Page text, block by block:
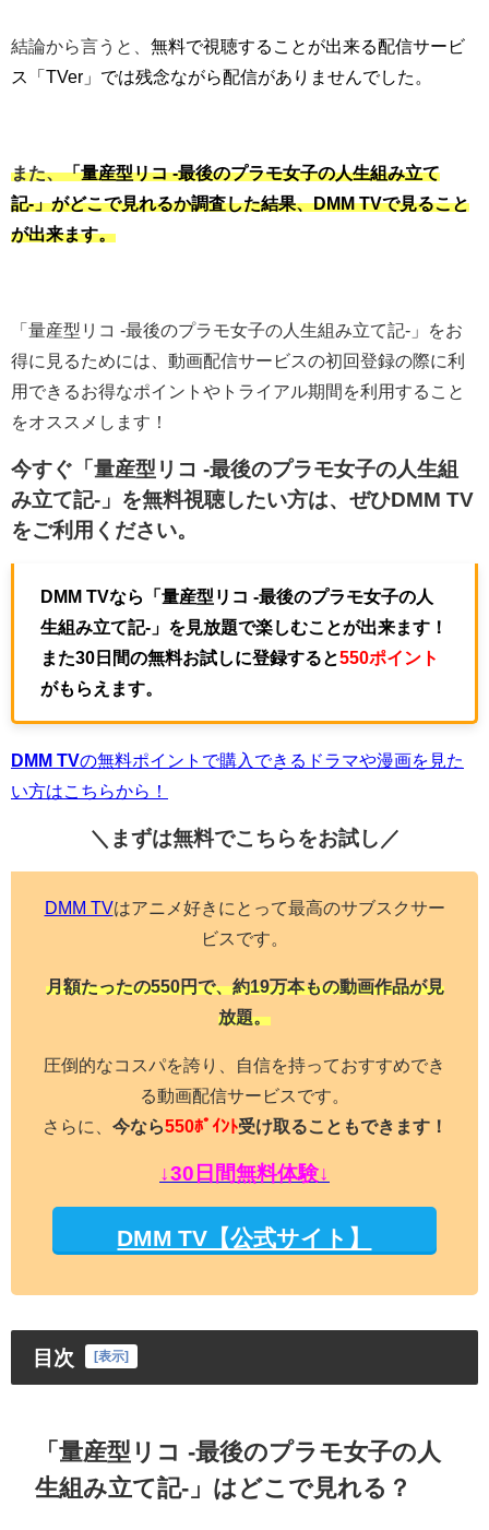
結論から言うと、 無料で視聴することが出来る配信サービ
ス「TVer」では残念ながら配信がありませんでした。
また、「量産型リコ -最後のプラモ女子の人生組み立て
記-」がどこで見れるか調査した結果、DMM TVで見ること
が出来ます。
「量産型リコ -最後のプラモ女子の人生組み立て記-」をお
得に見るためには、動画配信サービスの初回登録の際に利
用できるお得なポイントやトライアル期間を利用すること
をオススメします！
今すぐ「量産型リコ -最後のプラモ女子の人生組
み立て記-」を無料視聴したい方は、ぜひ DMM TV
をご利用ください。
DMM TVなら「量産型リコ -最後のプラモ女子の人
生組み立て記-」を見放題で楽しむことが出来ます！
また30日間の無料お試しに登録すると550ポイント
がもらえます。
DMM TVの無料ポイントで購入できるドラマや漫画を見た
い方はこちらから！
＼まずは無料でこちらをお試し／
DMM TVはアニメ好きにとって最高のサブスクサー
ビスです。
月額たったの550円で、約19万本もの動画作品が見
放題。
圧倒的なコスパを誇り、自信を持っておすすめでき
る動画配信サービスです。
さらに、 今なら550ﾎﾟｲﾝﾄ受け取ることもできます！
↓30日間無料体験↓
DMM TV【公式サイト】
目次 [表示]
「量産型リコ -最後のプラモ女子の人
生組み立て記-」はどこで見れる？